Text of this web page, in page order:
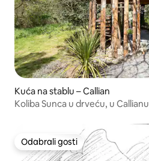
Kuća na stablu – Callian
Koliba Sunca u drveću, u Callianu
Odabrali gosti
Odabrali gosti